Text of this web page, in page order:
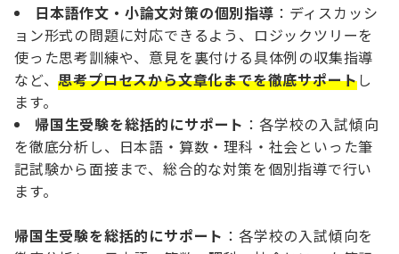
日本語作文・小論文対策の個別指導 ：ディスカッシ
ョン形式の問題に対応できるよう、ロジックツリーを
使った思考訓練や、意見を裏付ける具体例の収集指導
など、思考プロセスから文章化までを徹底サポートし
ます。
帰国生受験を総括的にサポート ：各学校の入試傾向
を徹底分析し、日本語・算数・理科・社会といった筆
記試験から面接まで、総合的な対策を個別指導で行い
ます。
帰国生受験を総括的にサポート ：各学校の入試傾向を